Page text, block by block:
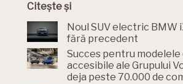
Citește și
Noul SUV electric BMW
fără precedent
Succes pentru
accesibile ale Grupului
deja peste 70.000 de